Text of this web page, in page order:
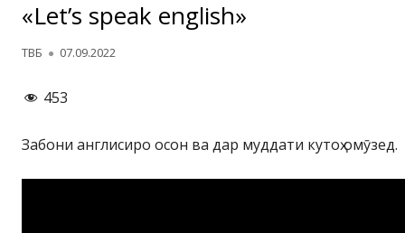
«Let’s speak english»
Автор
ТВБ Опубликовано
07.09.2022
453
Забони англисиро осон ва дар муддати кутоҳ омӯзед.